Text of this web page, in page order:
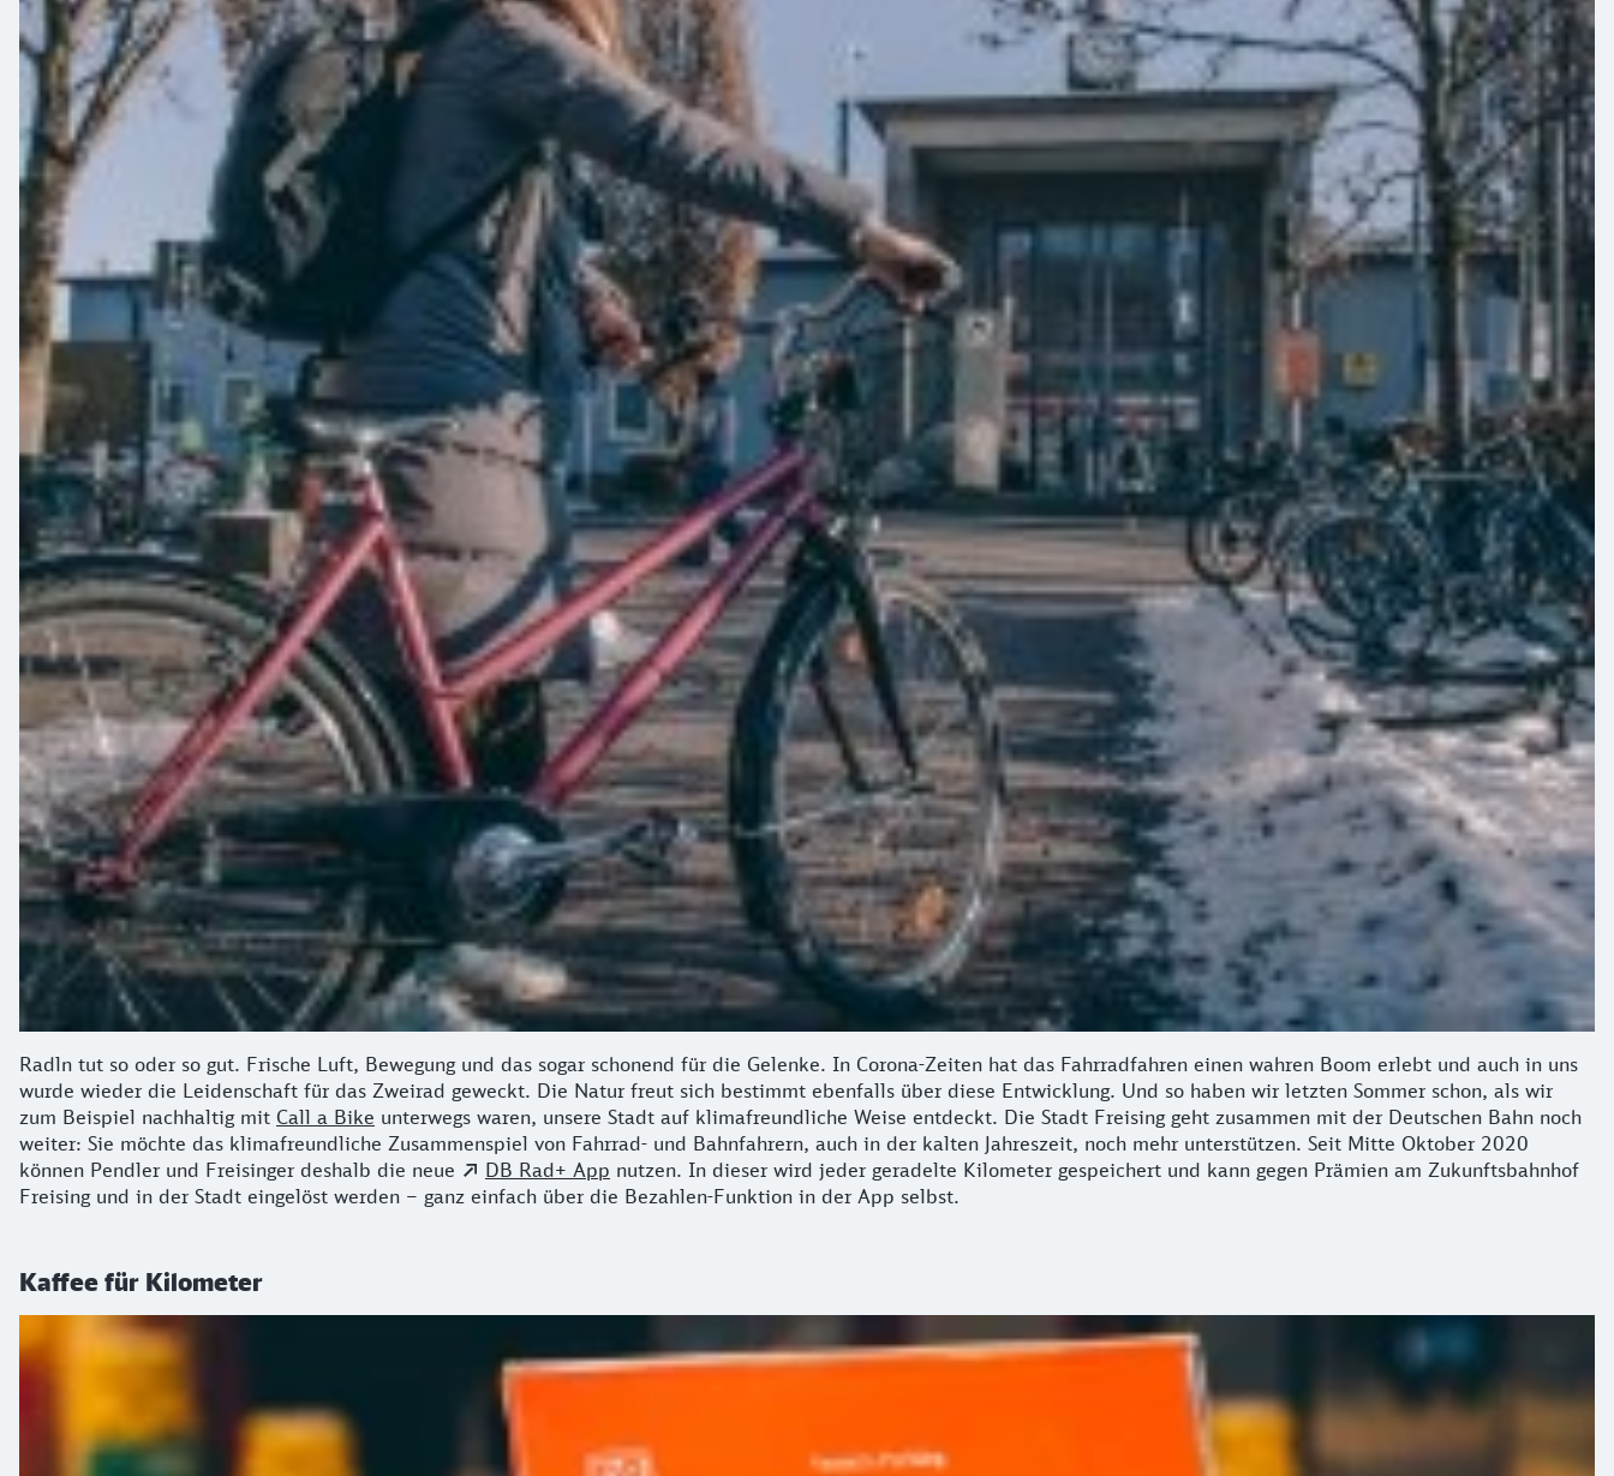
Radln tut so oder so gut. Frische Luft, Bewegung und das sogar schonend für die Gelenke. In Corona-Zeiten hat das Fahrradfahren einen wahren Boom erlebt und auch in uns
wurde wieder die Leidenschaft für das Zweirad geweckt. Die Natur freut sich bestimmt ebenfalls über diese Entwicklung. Und so haben wir letzten Sommer schon, als wir
zum Beispiel nachhaltig mit Call a Bike unterwegs waren, unsere Stadt auf klimafreundliche Weise entdeckt. Die Stadt Freising geht zusammen mit der Deutschen Bahn noch
weiter: Sie möchte das klimafreundliche Zusammenspiel von Fahrrad- und Bahnfahrern, auch in der kalten Jahreszeit, noch mehr unterstützen. Seit Mitte Oktober 2020
können Pendler und Freisinger deshalb die neue
DB Rad+ App nutzen. In dieser wird jeder geradelte Kilometer gespeichert und kann gegen Prämien am Zukunftsbahnhof
Freising und in der Stadt eingelöst werden – ganz einfach über die Bezahlen-Funktion in der App selbst.
Kaffee für Kilometer